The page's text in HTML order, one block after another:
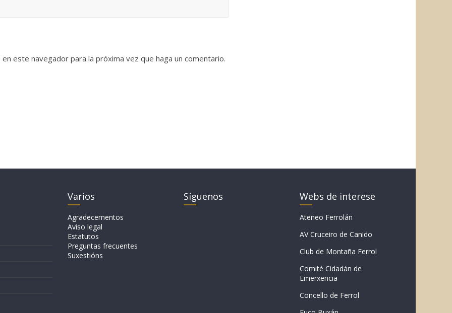
este navegador para la próxima vez que haga un comentario.
Varios
Agradecementos
Aviso legal
Estatutos
Preguntas frecuentes
Suxestións
Síguenos Webs de interese
Ateneo Ferrolán
AV Cruceiro de Canido
Club de Montaña Ferrol
Comité Cidadán de
Emerxencia
Concello de Ferrol